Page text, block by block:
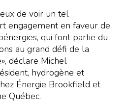
de voir un tel
engagement en faveur de
qui font partie du
au grand défi de la
déclare Michel
hydrogène et
Énergie Brookfield et
Québec.